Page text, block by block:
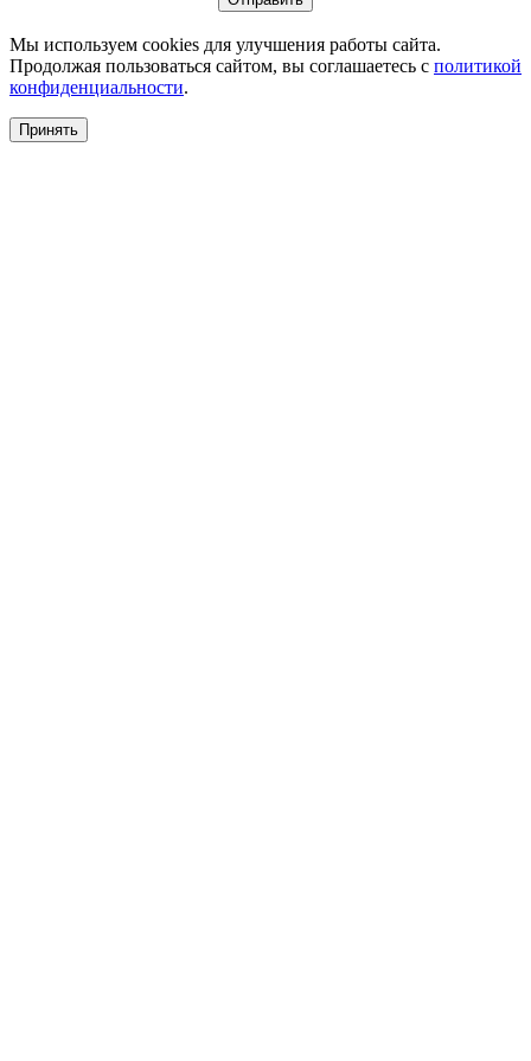
Мы используем cookies для улучшения работы сайта.
Продолжая пользоваться сайтом, вы соглашаетесь с политикой
конфиденциальности.
Принять